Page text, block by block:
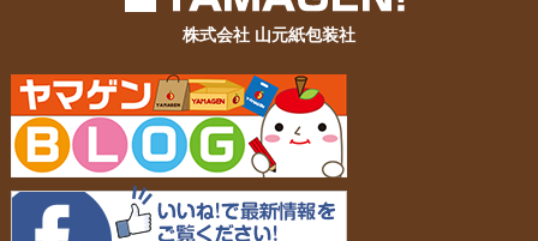
株式会社 山元紙包装社